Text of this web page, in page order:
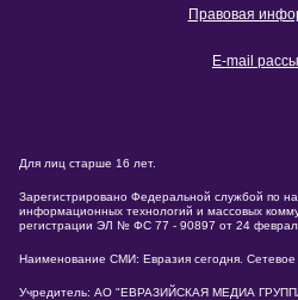
Правовая
E-mail
Для лиц старше 16 лет.
Зарегистрировано Федеральной службой по
информационных технологий и массовых
регистрации ЭЛ № ФС 77 - 90897 от 24
Наименование СМИ: Евразия сегодня. Сетевое
Учредитель: АО "ЕВРАЗИЙСКАЯ МЕДИА